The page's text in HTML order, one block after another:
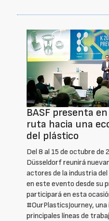
BASF presenta
ruta hacia una
del plástico
Del 8 al 15 de octubre de
Düsseldorf reunirá
actores de la industria
en este evento desde su
participará en esta
#OurPlasticsJourney,
principales líneas de